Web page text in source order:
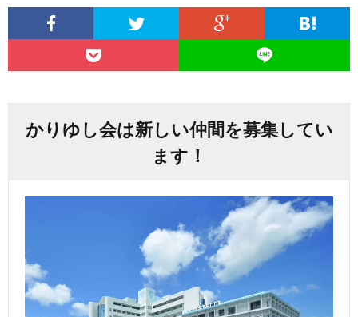
かりゆし会は新しい仲間を募集してい
ます！